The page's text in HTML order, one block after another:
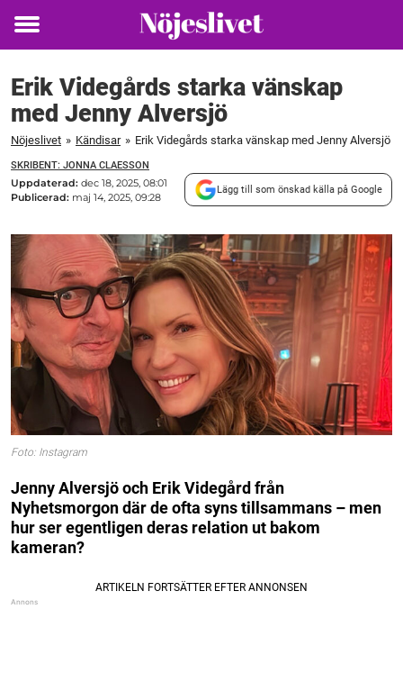
Toggle
Erik Videgårds starka vänskap
med Jenny Alversjö
Nöjeslivet » Kändisar » Erik Videgårds starka vänskap med Jenny Alversjö
SKRIBENT: JONNA CLAESSON
Uppdaterad: dec 18, 2025, 08:01
Publicerad: maj 14, 2025, 09:28
Lägg till som önskad källa på Google
Foto: Instagram
JennyAlversjö och Erik Videgård från
Nyhetsmorgon där de ofta syns tillsammans – men
hur ser egentligen deras relation ut bakom
kameran?